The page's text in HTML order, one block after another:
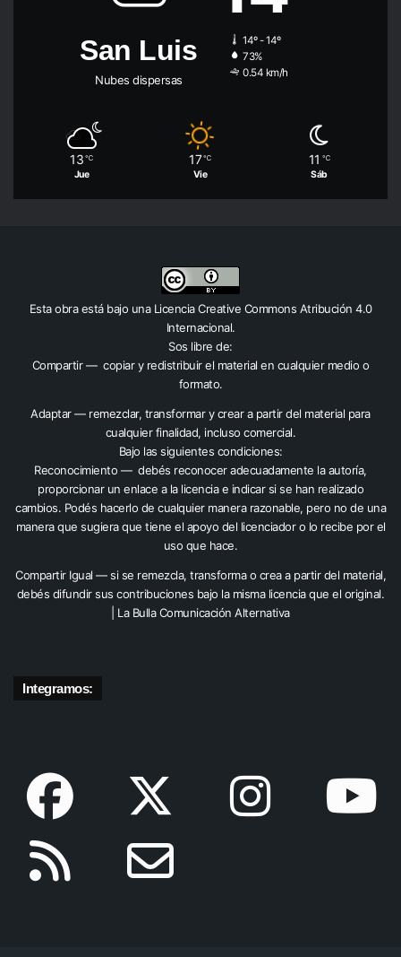
San Luis
Nubes dispersas
14º - 14º
73%
0.54 km/h
13 ℃
Jue
17 ℃
Vie
11 ℃
Sáb
Esta obra está bajo una Licencia Creative Commons Atribución 4.0
Internacional.
Sos libre de:
Compartir — copiar y redistribuir el material en cualquier medio o
formato.
Adaptar — remezclar, transformar y crear a partir del material para
cualquier finalidad, incluso comercial.
Bajo las siguientes condiciones:
Reconocimiento — debés reconocer adecuadamente la autoría,
proporcionar un enlace a la licencia e indicar si se han realizado
cambios. Podés hacerlo de cualquier manera razonable, pero no de una
manera que sugiera que tiene el apoyo del licenciador o lo recibe por el
uso que hace.
Compartir Igual — si se remezcla, transforma o crea a partir del material,
debés difundir sus contribuciones bajo la misma licencia que el original.
| La Bulla Comunicación Alternativa
Integramos: